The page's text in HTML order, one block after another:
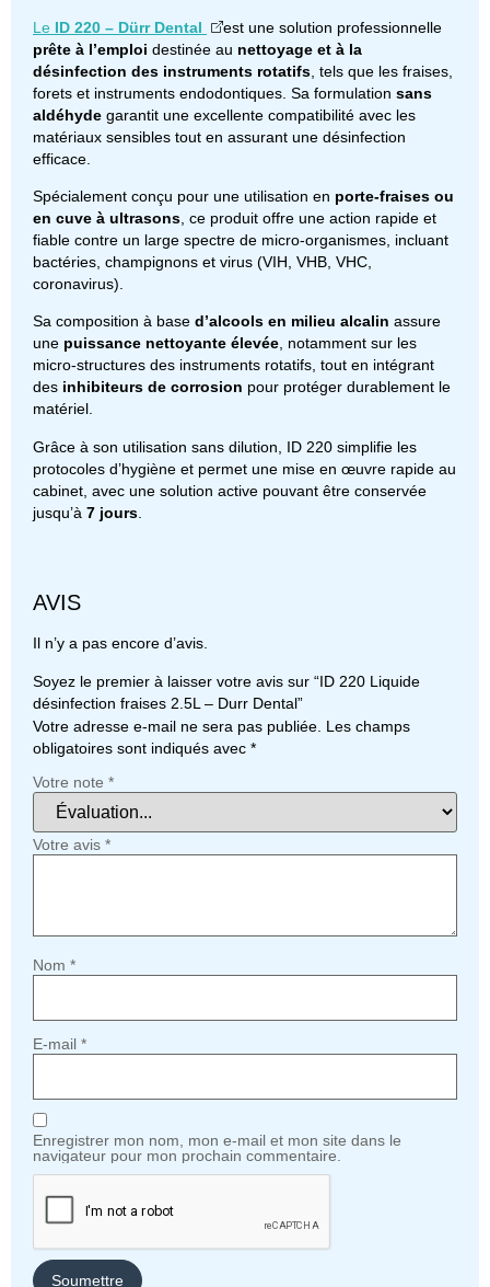
Le ID 220 – Dürr Dental
est une solution professionnelle
prête à l’emploi destinée au nettoyage et à la
désinfection des instruments rotatifs , tels que les fraises,
forets et instruments endodontiques. Sa formulation sans
aldéhyde garantit une excellente compatibilité avec les
matériaux sensibles tout en assurant une désinfection
efficace.
Spécialement conçu pour une utilisation en porte-fraises ou
en cuve à ultrasons , ce produit offre une action rapide et
fiable contre un large spectre de micro-organismes, incluant
bactéries, champignons et virus (VIH, VHB, VHC,
coronavirus).
Sa composition à base d’alcools en milieu alcalin assure
une puissance nettoyante élevée, notamment sur les
micro-structures des instruments rotatifs, tout en intégrant
des inhibiteurs de corrosion pour protéger durablement le
matériel.
Grâce à son utilisation sans dilution, ID 220 simplifie les
protocoles d’hygiène et permet une mise en œuvre rapide au
cabinet, avec une solution active pouvant être conservée
jusqu’à 7 jours
AVIS
Il n’y a pas encore d’avis.
Soyez le premier à laisser votre avis sur “ID 220 Liquide
désinfection fraises 2.5L – Durr Dental”
Votre adresse e-mail ne sera pas publiée. Les champs
obligatoires sont indiqués avec *
Votre note *
Votre avis *
Nom *
E-mail *
Enregistrer mon nom, mon e-mail et mon site dans le
navigateur pour mon prochain commentaire.